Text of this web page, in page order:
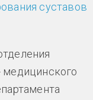
суставов
медицинского